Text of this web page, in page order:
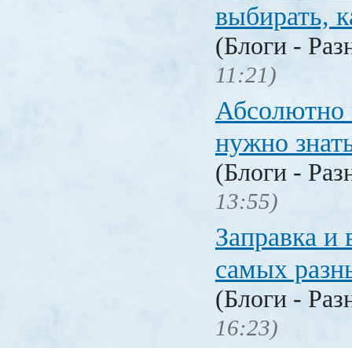
выбирать,
(Блоги -
11:21)
Абсолютно
нужно
(Блоги -
13:55)
Заправка и
самых
(Блоги -
16:23)